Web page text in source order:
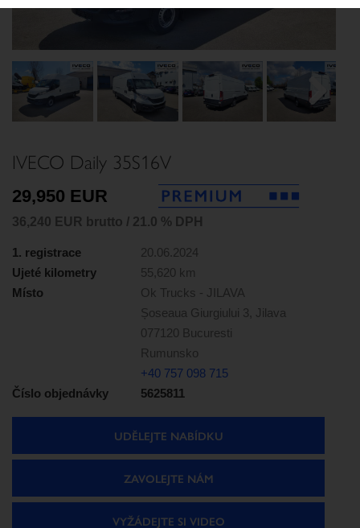
Next
IVECO Daily 35S16V
29,950 EUR
36,240 EUR brutto / 21.0 % DPH
1. registrace
20.06.2024
Ujeté kilometry
55,620 km
Místo
Ok Trucks - JILAVA
Șoseaua Giurgiului 3, Jilava
077120 Bucuresti
Rumunsko
+40 757 098 715
Číslo objednávky
5625811
UDĚLEJTE NABÍDKU
ZAVOLEJTE NÁM
VYŽÁDEJTE SI VIDEO